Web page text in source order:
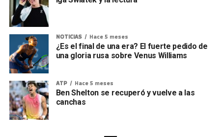
NOTICIAS Hace 5 meses
¿Es el final de una era? El fuerte pedido de
una gloria rusa sobre Venus Williams
ATP Hace 5 meses
Ben Shelton se recuperó y vuelve a las
canchas